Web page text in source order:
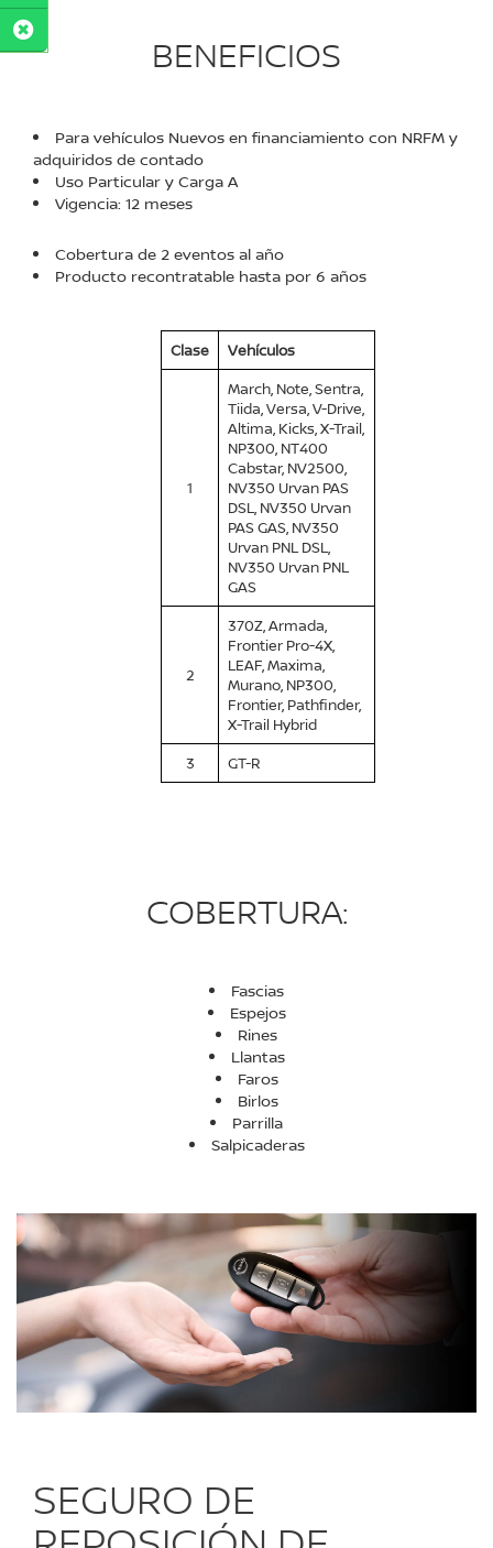
BENEFICIOS
Para vehículos Nuevos en financiamiento con NRFM y
adquiridos de contado
Uso Particular y Carga A
Vigencia: 12 meses
Cobertura de 2 eventos al año
Producto recontratable hasta por 6 años
Clase Vehículos
1
March, Note, Sentra,
Tiida, Versa, V-Drive,
Altima, Kicks, X-Trail,
NP300, NT400
Cabstar, NV2500,
NV350 Urvan PAS
DSL, NV350 Urvan
PAS GAS, NV350
Urvan PNL DSL,
NV350 Urvan PNL
GAS
2
370Z, Armada,
Frontier Pro-4X,
LEAF, Maxima,
Murano, NP300,
Frontier, Pathfinder,
X-Trail Hybrid
3
GT-R
COBERTURA:
Fascias
Espejos
Rines
Llantas
Faros
Birlos
Parrilla
Salpicaderas
SEGURO DE